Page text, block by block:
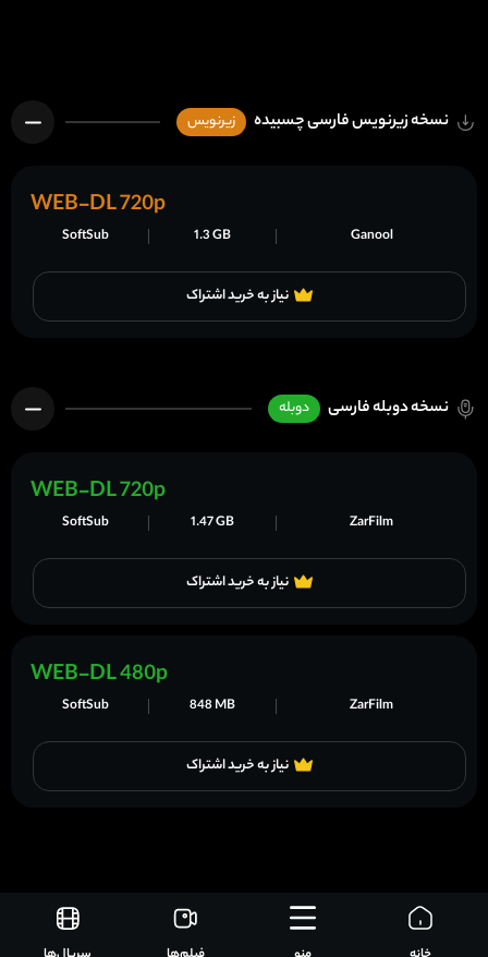
نسخه زیرنویس فارسی چسبیده زیرنویس
نیاز به خرید اشتراک
Ganool
1.3 GB
SoftSub
WEB-DL 720p
نسخه دوبله فارسی دوبله
نیاز به خرید اشتراک
ZarFilm
1.47 GB
SoftSub
WEB-DL 720p
نیاز به خرید اشتراک
ZarFilm
848 MB
SoftSub
WEB-DL 480p